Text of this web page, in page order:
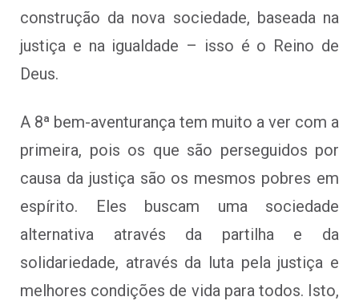
construção da nova sociedade, baseada na
justiça e na igualdade – isso é o Reino de
Deus.
A 8ª bem-aventurança tem muito a ver com a
primeira, pois os que são perseguidos por
causa da justiça são os mesmos pobres em
espírito. Eles buscam uma sociedade
alternativa através da partilha e da
solidariedade, através da luta pela justiça e
melhores condições de vida para todos. Isto,